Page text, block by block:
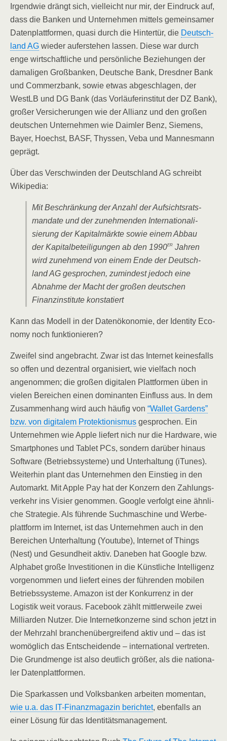
Irgend­wie drängt sich, viel­leicht nur mir, der Ein­druck auf,
dass die Ban­ken und Unter­neh­men mit­tels gemein­sa­mer
Daten­platt­for­men, qua­si durch die Hin­ter­tür, die Deutsch­
land AG wie­der auf­er­ste­hen las­sen. Die­se war durch
enge wirt­schaft­li­che und per­sön­li­che Bezie­hun­gen der
dama­li­gen Groß­ban­ken, Deut­sche Bank, Dresd­ner Bank
und Com­merz­bank, sowie etwas abge­schla­gen, der
WestLB und DG Bank (das Vor­läu­fer­insti­tut der DZ Bank),
gro­ßer Ver­si­che­run­gen wie der Alli­anz und den gro­ßen
deut­schen Unter­neh­men wie Daim­ler Benz, Sie­mens,
Bay­er, Hoechst, BASF, Thys­sen, Veba und Man­nes­mann
geprägt.
Über das Ver­schwin­den der Deutsch­land AG schreibt
Wikipedia:
Mit Beschrän­kung der Anzahl der Auf­sichts­rats­
man­da­te und der zuneh­men­den Inter­na­tio­na­li­
sie­rung der Kapi­tal­märk­te sowie einem Abbau
der Kapi­tal­be­tei­li­gun­gen ab den 1990er Jah­ren
wird zuneh­mend von einem Ende der Deutsch­
land AG gespro­chen, zumin­dest jedoch eine
Abnah­me der Macht der gro­ßen deut­schen
Finanz­in­sti­tu­te konstatiert
Kann das Modell in der Daten­öko­no­mie, der Iden­ti­ty Eco­
no­my noch funktionieren?
Zwei­fel sind ange­bracht. Zwar ist das Inter­net kei­nes­falls
so offen und dezen­tral orga­ni­siert, wie viel­fach noch
ange­nom­men; die gro­ßen digi­ta­len Platt­for­men üben in
vie­len Berei­chen einen domi­nan­ten Ein­fluss aus. In dem
Zusam­men­hang wird auch häu­fig von “Wal­let Gar­dens”
bzw. von digi­ta­lem Pro­tek­tio­nis­mus gespro­chen. Ein
Unter­neh­men wie Apple lie­fert nich nur die Hard­ware, wie
Smart­phones und Tablet PCs, son­dern dar­über hin­aus
Soft­ware (Betriebs­sys­te­me) und Unter­hal­tung (iTu­nes).
Wei­ter­hin plant das Unter­neh­men den Ein­stieg in den
Auto­markt. Mit Apple Pay hat der Kon­zern den Zah­lungs­
ver­kehr ins Visier genom­men. Goog­le ver­folgt eine ähn­li­
che Stra­te­gie. Als füh­ren­de Such­ma­schi­ne und Wer­be­
platt­form im Inter­net, ist das Unter­neh­men auch in den
Berei­chen Unter­hal­tung (You­tube), Inter­net of Things
(Nest) und Gesund­heit aktiv. Dane­ben hat Goog­le bzw.
Alpha­bet gro­ße Inves­ti­tio­nen in die Künst­li­che Intel­li­genz
vor­ge­nom­men und lie­fert eines der füh­ren­den mobi­len
Betriebs­sys­te­me. Ama­zon ist der Kon­kur­renz in der
Logis­tik weit vor­aus. Face­book zählt mitt­ler­wei­le zwei
Mil­li­ar­den Nut­zer. Die Inter­net­kon­zer­ne sind schon jetzt in
der Mehr­zahl bran­chen­über­grei­fend aktiv und – das ist
womög­lich das Ent­schei­den­de – inter­na­tio­nal ver­tre­ten.
Die Grund­men­ge ist also deut­lich grö­ßer, als die natio­na­
ler Datenplattformen.
Die Spar­kas­sen und Volks­ban­ken arbei­ten momen­tan,
wie u.a. das IT-Finanz­ma­ga­zin berich­tet, eben­falls an
einer Lösung für das Identitätsmanagement.